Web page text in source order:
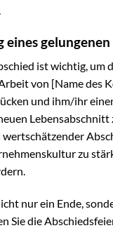
eines
ist wichtig, um
von [Name des
und ihm/ihr
Lebensabschnitt
zu
nur ein Ende,
Sie die